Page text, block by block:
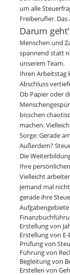
um alle
Freiberufler.
Darum
Menschen und
spannend statt
unserem Team.
Ihren Arbeitstag
Abschluss
Ob Papier oder
bisschen
machen.
Sorge: Gerade
Außerdem?
Die
Ihre
Vielleicht
jemand mal
gerade ihre
Erstellung von
Erstellung von E-
Prüfung von
Führung von
Begleitung von
Erstellen von